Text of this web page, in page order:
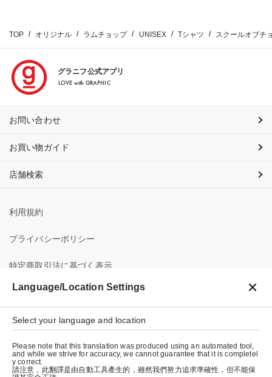
TOP オリジナル ラムチョップ UNISEX Tシャツ スクールオブチ
グラニフ公式アプリ
LOVE with GRAPHIC
お問い合わせ
お買い物ガイド
店舗検索
利用規約
プライバシーポリシー
特定商取引法に基づく表示
会社概要
Language/Location Settings
Select your language and location
Please note that this translation was produced using an automated tool,
and while we strive for accuracy, we cannot guarantee that it is completel
y correct.
請注意，此翻譯是由自動工具產生的，雖然我們努力追求準確性，但不能保